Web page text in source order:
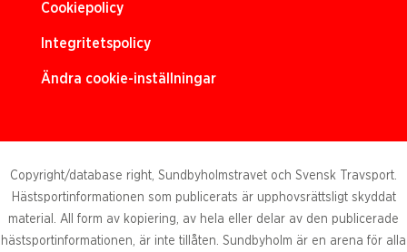
Cookiepolicy
Integritetspolicy
Ändra cookie-inställningar
Copyright/database right, Sundbyholmstravet och Svensk Travsport.
Hästsportinformationen som publicerats är upphovsrättsligt skyddat
material. All form av kopiering, av hela eller delar av den publicerade
hästsportinformationen, är inte tillåten. Sundbyholm är en arena för alla